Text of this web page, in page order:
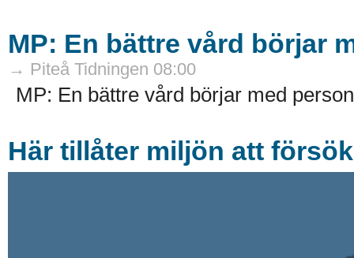
MP: En bättre vård börjar
→ Piteå Tidningen 08:00
MP: En bättre vård börjar med
Här tillåter miljön att